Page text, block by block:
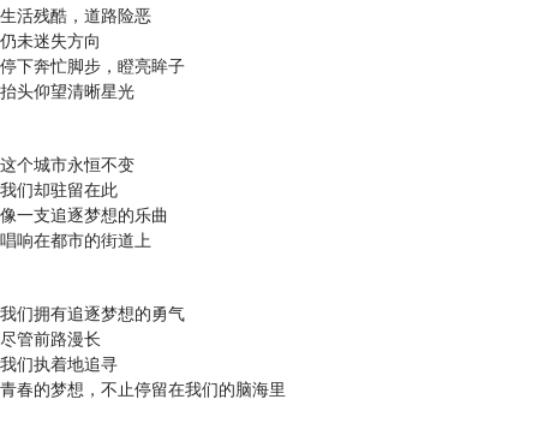
生活残酷，道路险恶
仍未迷失方向
停下奔忙脚步，瞪亮眸子
抬头仰望清晰星光
这个城市永恒不变
我们却驻留在此
像一支追逐梦想的乐曲
唱响在都市的街道上
我们拥有追逐梦想的勇气
尽管前路漫长
我们执着地追寻
青春的梦想，不止停留在我们的脑海里